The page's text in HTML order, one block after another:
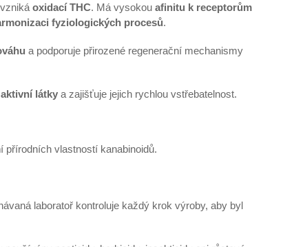
oxidací THC. Má vysokou afinitu k receptorům
fyziologických procesů.
a podporuje přirozené regenerační mechanismy
látky a zajišťuje jejich rychlou vstřebatelnost.
přírodních vlastností kanabinoidů.
laboratoř kontroluje každý krok výroby, aby byl